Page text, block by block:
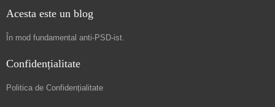
Acesta este un blog
În mod fundamental anti-PSD-ist.
Confidențialitate
Politica de Confidențialitate